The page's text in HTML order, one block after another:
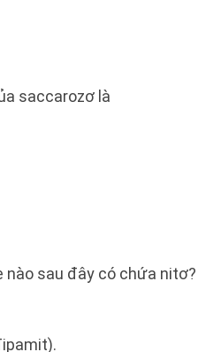
saccarozơ là
nào sau đây có chứa nitơ?